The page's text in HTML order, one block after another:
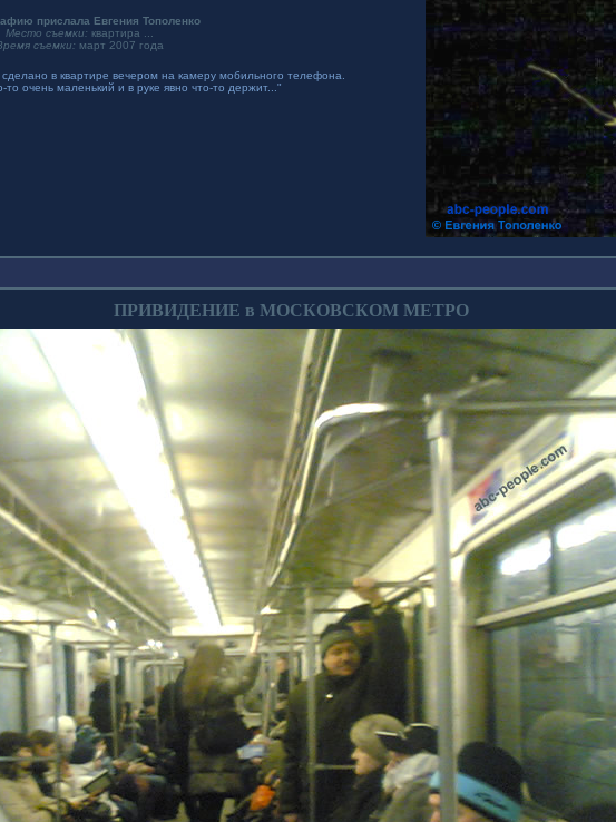
прислала Евгения Тополенко
Место съемки: квартира ...
съемки: март 2007 года
в квартире вечером на камеру мобильного телефона.
то очень маленький и в руке явно что-то держит..."
ПРИВИДЕНИЕ в МОСКОВСКОМ МЕТРО